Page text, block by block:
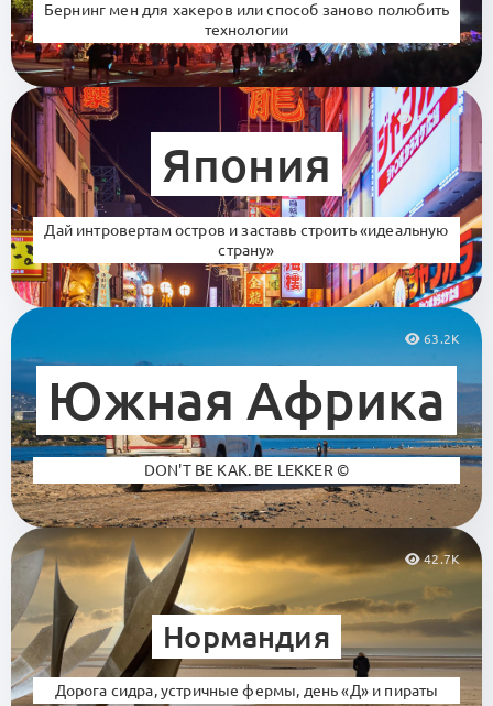
Бернинг мен для хакеров или способ заново полюбить
технологии
111.8K
Япония
Дай интровертам остров и заставь строить «идеальную
страну»
63.2K
Южная Африка
DON'T BE KAK. BE LEKKER ©
42.7K
Нормандия
Дорога сидра, устричные фермы, день «Д» и пираты